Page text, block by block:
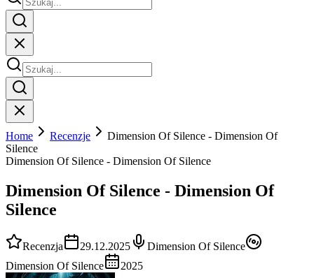
Home Recenzje
Dimension Of Silence - Dimension Of
Silence
Dimension Of Silence - Dimension Of Silence
Dimension Of Silence - Dimension Of
Silence
Recenzja 29.12.2025
Dimension Of Silence
Dimension Of Silence
2025